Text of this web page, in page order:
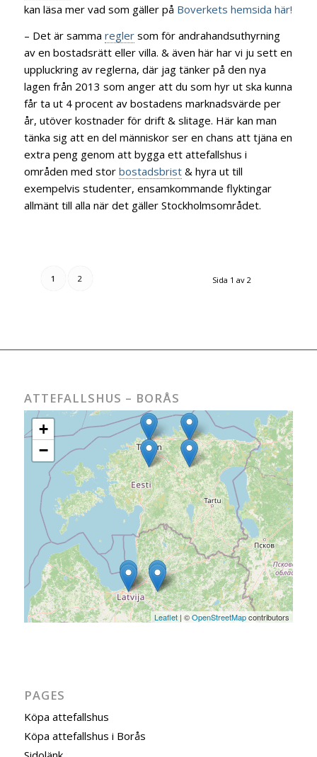
kan läsa mer vad som gäller på Boverkets hemsida här!
– Det är samma reglersom för andrahandsuthyrning
av en bostadsrätt eller villa. & även här har vi ju sett en
uppluckring av reglerna, där jag tänker på den nya
lagen från 2013 som anger att du som hyr ut ska kunna
får ta ut 4 procent av bostadens marknadsvärde per
år, utöver kostnader för drift & slitage. Här kan man
tänka sig att en del människor ser en chans att tjäna en
extra peng genom att bygga ett attefallshus i
områden med stor bostadsbrist& hyra ut till
exempelvis studenter, ensamkommande flyktingar
allmänt till alla när det gäller Stockholmsområdet.
Sida 1 av 2
1 2
ATTEFALLSHUS – BORÅS
+
−
Leaflet | ©OpenStreetMapcontributors
PAGES
Köpa attefallshus
Köpa attefallshus i Borås